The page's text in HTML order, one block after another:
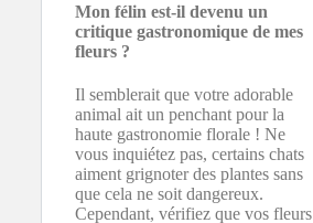
Mon félin est-il devenu un
critique gastronomique de mes
fleurs ?
Il semblerait que votre adorable
animal ait un penchant pour la
haute gastronomie florale ! Ne
vous inquiétez pas, certains chats
aiment grignoter des plantes sans
que cela ne soit dangereux.
Cependant, vérifiez que vos fleurs